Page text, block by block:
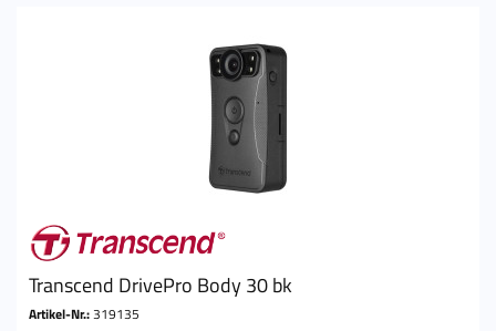
Transcend DrivePro Body 30 bk
Artikel-Nr.:319135